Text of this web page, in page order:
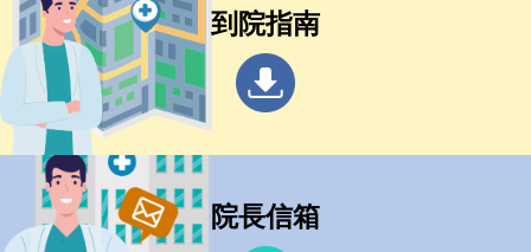
到院指南
院長信箱